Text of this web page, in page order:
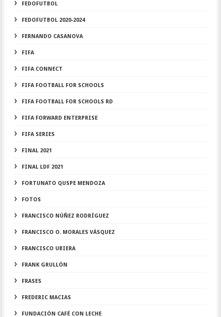
FEDOFUTBOL
FEDOFUTBOL 2020-2024
FERNANDO CASANOVA
FIFA
FIFA CONNECT
FIFA FOOTBALL FOR SCHOOLS
FIFA FOOTBALL FOR SCHOOLS RD
FIFA FORWARD ENTERPRISE
FIFA SERIES
FINAL 2021
FINAL LDF 2021
FORTUNATO QUSPE MENDOZA
FOTOS
FRANCISCO NÚÑEZ RODRÍGUEZ
FRANCISCO O. MORALES VÁSQUEZ
FRANCISCO UBIERA
FRANK GRULLÓN
FRASES
FREDERIC MACIAS
FUNDACIÓN CAFÉ CON LECHE